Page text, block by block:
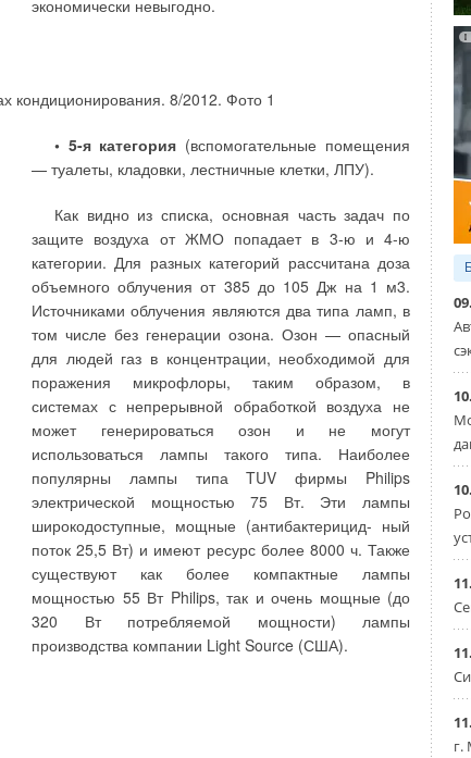
экономически невыгодно.
• 5-я категория (вспомогательные помещения
— туалеты, кладовки, лестничные клетки, ЛПУ).
Как видно из списка, основная часть задач по
защите воздуха от ЖМО попадает в 3-ю и 4-ю
категории. Для разных категорий рассчитана доза
объемного облучения от 385 до 105 Дж на 1 м3.
Источниками облучения являются два типа ламп, в
том числе без генерации озона. Озон — опасный
для людей газ в концентрации, необходимой для
поражения микрофлоры, таким образом, в
системах с непрерывной обработкой воздуха не
может генерироваться озон и не могут
использоваться лампы такого типа. Наиболее
популярны лампы типа TUV фирмы Philips
электрической мощностью 75 Вт. Эти лампы
широкодоступные, мощные (антибактерицид- ный
поток 25,5 Вт) и имеют ресурс более 8000 ч. Также
существуют как более компактные лампы
мощностью 55 Вт Philips, так и очень мощные (до
320 Вт потребляемой мощности) лампы
производства компании Light Source (США).
г.
выдерживать пробное давление воды или воздуха,
МПа. Для контроля соответствия этому требованию
испытательные стенды. Максимальное рабочее
давление должно быть указано в паспорте на
отсутствует, то радиатор признается прошедшим
контроль. В случае, если выявлена утечка воздуха,
радиатор отправляется на переработку. Контроль и
управление может выполнять (в зависимости от
оснащенности испытательного стенда) оператор
или специальная автоматическая система.
Следует обратить внимание на то, что
испытания пробным давлением каждый
отопительный прибор проходит дважды. Первичный
контроль — после сборки до операции окраски,
второй — перед упаковкой и отправкой
потребителю. Таким образом, производственный